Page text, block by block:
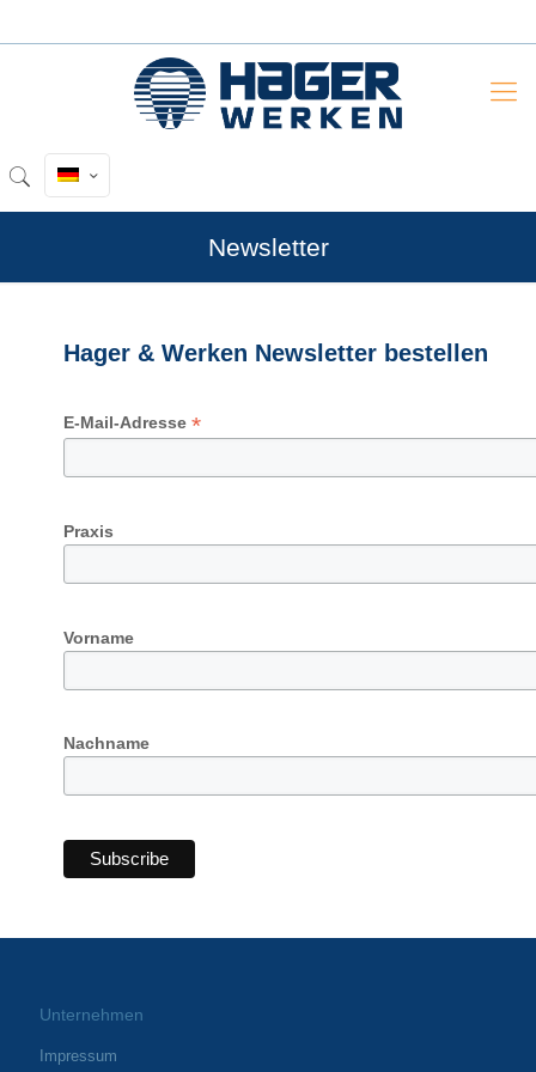
Newsletter
Hager & Werken Newsletter bestellen
E-Mail-Adresse *
Praxis
Vorname
Nachname
Unternehmen
Impressum